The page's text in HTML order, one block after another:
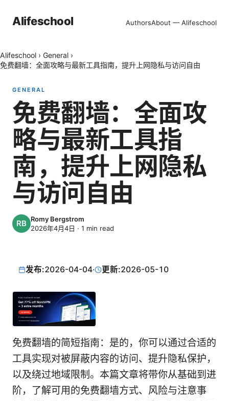
Alifeschool AuthorsAbout — Alifeschool
Alifeschool › General ›
免费翻墙：全面攻略与最新工具指南，提升上网隐私与访问自由
GENERAL
免费翻墙：全面攻
略与最新工具指
南，提升上网隐私
与访问自由
Romy Bergstrom
2026年4月4日 · 1 min read
发布:2026-04-04· 更新:2026-05-10
免费翻墙的简短指南：是的，你可以通过合适的
工具实现对被屏蔽内容的访问、提升隐私保护，
以及绕过地域限制。本篇文章将带你从基础到进
阶，了解可用的免费翻墙方式、风险与注意事